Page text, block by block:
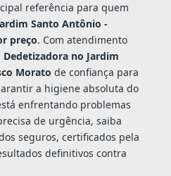
referência para quem
Santo Antônio -
preço. Com atendimento
Dedetizadora no Jardim
Morato de confiança para
a higiene absoluta do
enfrentando problemas
de urgência, saiba
seguros, certificados pela
definitivos contra